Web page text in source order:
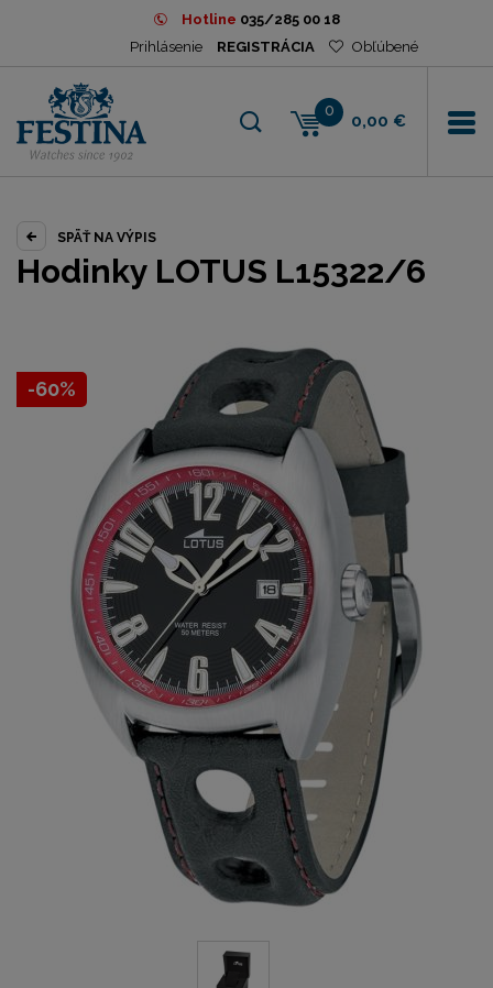
Hotline 035/285 00 18
Prihlásenie
REGISTRÁCIA Obľúbené
0
0,00 €
SPÄŤ NA VÝPIS
Hodinky LOTUS L15322/6
-60%